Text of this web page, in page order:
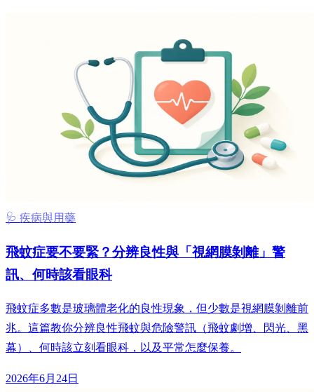
🩺 疾病與用藥
飛蚊症要不要緊？分辨良性與「視網膜剝離」警
訊、何時該看眼科
飛蚊症多數是玻璃體老化的良性現象，但少數是視網膜剝離前
兆。這篇教你分辨良性飛蚊與危險警訊（飛蚊劇增、閃光、黑
幕）、何時該立刻看眼科，以及平常怎麼保養。
2026年6月24日